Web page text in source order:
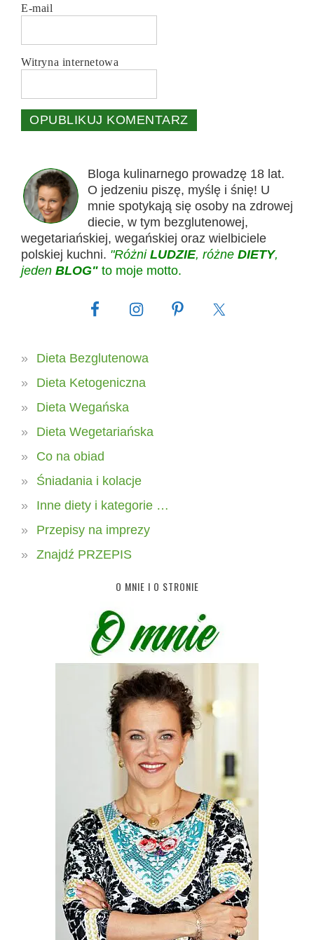
E-mail
Witryna internetowa
Bloga kulinarnego prowadzę 18 lat.
O jedzeniu piszę, myślę i śnię! U
mnie spotykają się osoby na zdrowej
diecie, w tym bezglutenowej,
wegetariańskiej, wegańskiej oraz wielbiciele
polskiej kuchni. "Różni LUDZIE, różne DIETY,
jeden BLOG" to moje motto.
Dieta Bezglutenowa
Dieta Ketogeniczna
Dieta Wegańska
Dieta Wegetariańska
Co na obiad
Śniadania i kolacje
Inne diety i kategorie …
Przepisy na imprezy
Znajdź PRZEPIS
O MNIE I O STRONIE